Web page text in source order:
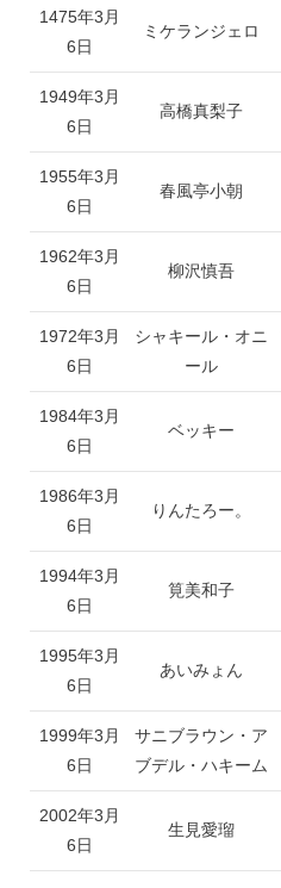
1475年3月
6日
ミケランジェロ
1949年3月
6日
高橋真梨子
1955年3月
6日
春風亭小朝
1962年3月
6日
柳沢慎吾
1972年3月
6日
シャキール・オニ
ール
1984年3月
6日
ベッキー
1986年3月
6日
りんたろー。
1994年3月
6日
筧美和子
1995年3月
6日
あいみょん
1999年3月
6日
サニブラウン・ア
ブデル・ハキーム
2002年3月
6日
生見愛瑠